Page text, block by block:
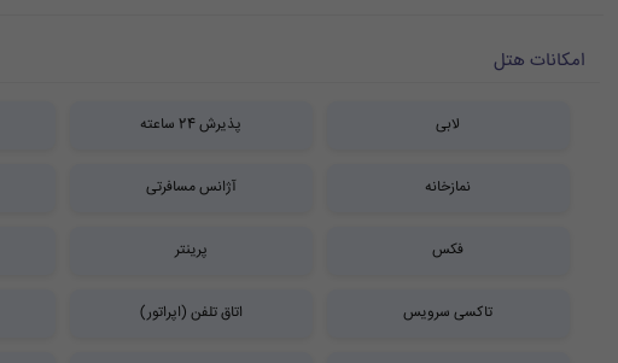
امکانات هتل
لابی پذیرش 24 ساعته
نمازخانه آژانس مسافرتی
فکس پرینتر
تاکسی سرویس اتاق تلفن (اپراتور)